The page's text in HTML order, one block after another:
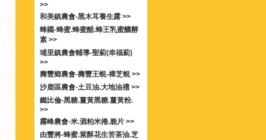
>>
和美鎮農會-黑木耳養生露 >>
蜂國-蜂蜜.蜂蜜醋.蜂王乳蜜釀酵
素 >>
埔里鎮農會輔導-聖薊(幸福薊)
>>
壽豐鄉農會-壽豐王蜆-樟芝蜆 >>
沙鹿區農會-土豆油.大地油禮 >>
鐵比倫-黑糖.薑黃黑糖.薑黃粉.
>>
霧峰農會-米.酒粕米捲.脆片 >>
由豐將-蜂蜜.紫酥花生苦茶油.芝